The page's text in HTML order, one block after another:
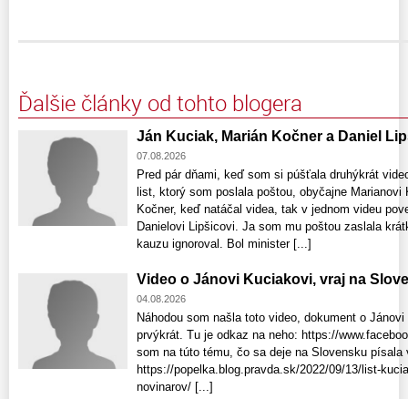
Ďalšie články od tohto blogera
Ján Kuciak, Marián Kočner a Daniel
07.08.2026
Pred pár dňami, keď som si púšťala druhýkrát
list, ktorý som poslala poštou, obyčajne
Kočner, keď natáčal videa, tak v jednom videu
Danielovi Lipšicovi. Ja som mu poštou zaslala
kauzu ignoroval. Bol minister [...]
Video o Jánovi Kuciakovi, vraj na
04.08.2026
Náhodou som našla toto video, dokument o
prvýkrát. Tu je odkaz na neho: https://
som na túto tému, čo sa deje na Slovensku
https://popelka.blog.pravda.sk/2022/09/13/list-
novinarov/ [...]